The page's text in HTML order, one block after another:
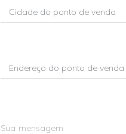
Sua mensagem